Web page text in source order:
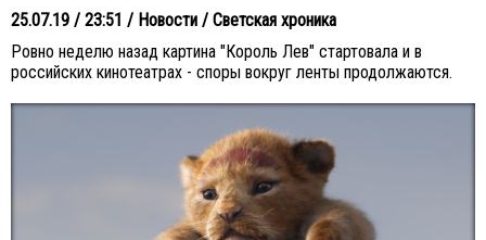
25.07.19 / 23:51 / Новости / Светская хроника
Ровно неделю назад картина "Король Лев" стартовала и в
российских кинотеатрах - споры вокруг ленты продолжаются.